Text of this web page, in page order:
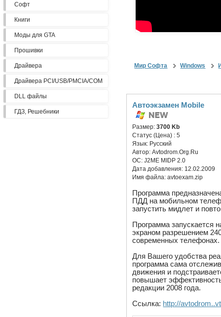
Софт
Книги
Моды для GTA
Прошивки
Драйвера
Драйвера PCI/USB/PMCIA/COM
DLL файлы
ГДЗ, Решебники
Мир Софта Windows
Автоэкзамен Mobile
Размер:3700 Kb
Статус (Цена) :5
Язык: Русский
Автор:Avtodrom.Org.Ru
ОС:J2ME MIDP 2.0
Дата добавления: 12.02.2009
Имя файла:avtoexam.zip
Программа
ПДД на мобильном
запустить мидлет и
Программа запускается
экраном разрешением
современных телефонах.
Для Вашего удобства
программа сама
движения и
повышает
редакции 2008 года.
Ссылка: http://